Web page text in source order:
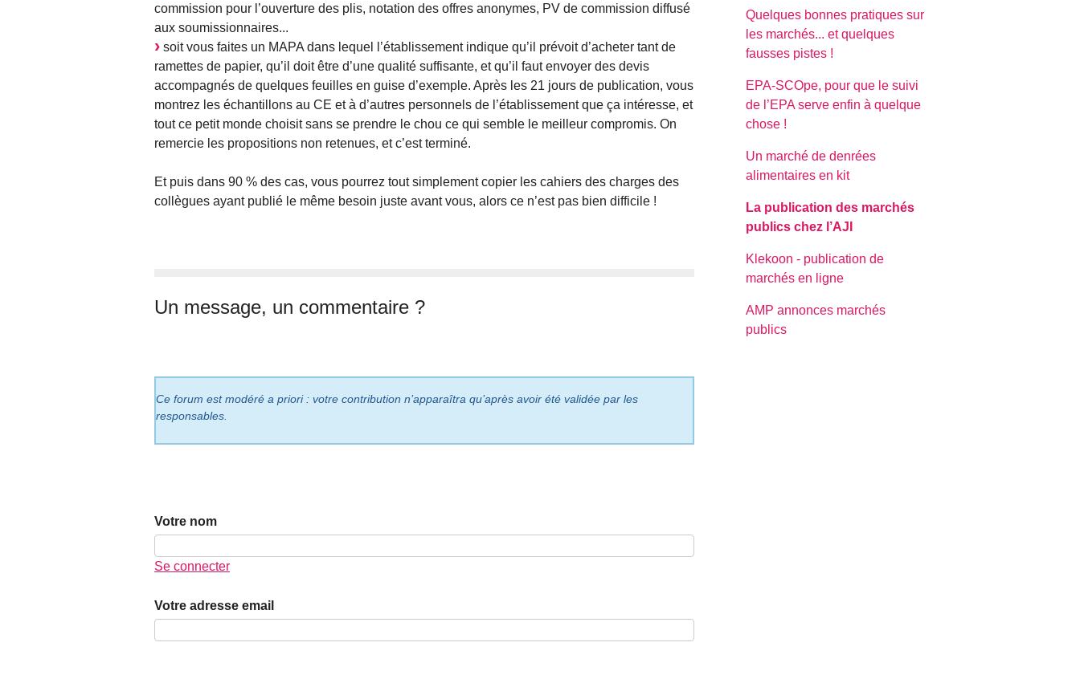
commission pour l’ouverture des plis, notation des offres anonymes, PV de commission diffusé
aux soumissionnaires...
soit vous faites un MAPA dans lequel l’établissement indique qu’il prévoit d’acheter tant de
ramettes de papier, qu’il doit être d’une qualité suffisante, et qu’il faut envoyer des devis
accompagnés de quelques feuilles en guise d’exemple. Après les 21 jours de publication, vous
montrez les échantillons au CE et à d’autres personnels de l’établissement que ça intéresse, et
tout ce petit monde choisit sans se prendre le chou ce qui semble le meilleur compromis. On
remercie les propositions non retenues, et c’est terminé.
Et puis dans 90 % des cas, vous pourrez tout simplement copier les cahiers des charges des
collègues ayant publié le même besoin juste avant vous, alors ce n’est pas bien difficile !
Un message, un commentaire ?
Ce forum est modéré a priori : votre contribution n’apparaîtra qu’après avoir été validée par les
responsables.
Votre nom
Se connecter
Votre adresse email
Quelques bonnes pratiques sur
les marchés... et quelques
fausses pistes !
EPA-SCOpe, pour que le suivi
de l’EPA serve enfin à quelque
chose !
Un marché de denrées
alimentaires en kit
La publication des marchés
publics chez l’AJI
Klekoon - publication de
marchés en ligne
AMP annonces marchés
publics